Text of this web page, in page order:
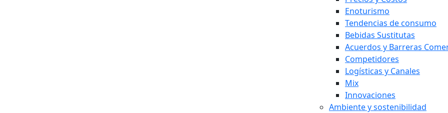
Enoturismo
Tendencias de consumo
Bebidas Sustitutas
Acuerdos y Barreras
Competidores
Logísticas y Canales
Mix
Innovaciones
Ambiente y sostenibilidad